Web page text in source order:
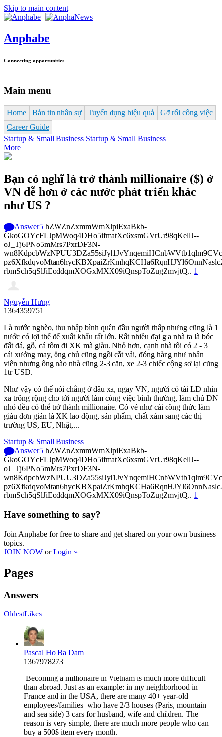
Skip to main content
Anphabe
Connecting opportunities
Main menu
Home Bản tin nhân sự Tuyển dụng hiệu quả
Gỡ rối công việc
Career Guide
Startup & Small Business Startup & Small Business
More
Bạn có nghĩ là trở thành millionaire ($) ở
VN dễ hơn ở các nước phát triển khác
như US ?
Answer5 hZWZnZxmmWmXlpiExaBkb-
GkoGOYcFLJpMWoq4DHo5ifmatXc6xsmGVrUr98qKellJ--
oJ_Tj6PNo5mMrs7PxrDF3N-
rbmSch5qSlJiEoddqmXOGxMXX09iQnspToZugZmvjtQ.. 1
Nguyễn Hưng
1364359751
Là nước nghèo, thu nhập bình quân đầu người thấp nhưng cũng là 1
nước có lợi thế để xuất khẩu rất lớn. Rất nhiều đại gia nhà ta là bóc
đất đá, gỗ, cá tôm đi XK mà giàu. Nhỏ hơn, cạnh nhà tôi có 2 - 3
cái xưởng may, ông chủ cũng ngồi cắt vải, đóng hàng như nhân
viên nhưng ông nào nhà cũng 2-3 căn, xe 2-3 chiếc cộng sơ lại cũng
1tr USD.
Như vậy có thể nói chẳng ở đâu xa, ngay VN, người có tài LĐ nhìn
xa trông rộng cho tới người làm công việc bình thường, làm chủ DN
nhỏ đều có thể trở thành millionaire. Có vẻ như cái công thức làm
giàu đơn giản là XK lao động, sản phẩm, chất xám sang các thị
trường US, EU, Nhật,...
Startup & Small Business
Answer5 hZWZnZxmmWmXlpiExaBkb-
GkoGOYcFLJpMWoq4DHo5ifmatXc6xsmGVrUr98qKellJ--
oJ_Tj6PNo5mMrs7PxrDF3N-
rbmSch5qSlJiEoddqmXOGxMXX09iQnspToZugZmvjtQ.. 1
Have something to say?
Join Anphabe for free to share and get shared on your own business
topics.
JOIN NOW orLogin »
Pages
Answers
OldestLikes
Pascal Ho Ba Dam
1367978273
Becoming a millionaire in Vietnam is much more difficult
than abroad. Just as an example: in my neighborhood in
France and in the USA, there are many 40+ year-old
employees/families who have 2/3 houses (Paris, mountain
and sea side) 3 cars for husband, wife and children. The
reason is very simple, there are much more people who can
buy a 500$ item every month.